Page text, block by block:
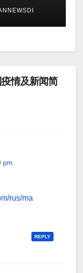
情及新闻简
pm
rus/ma
REPLY